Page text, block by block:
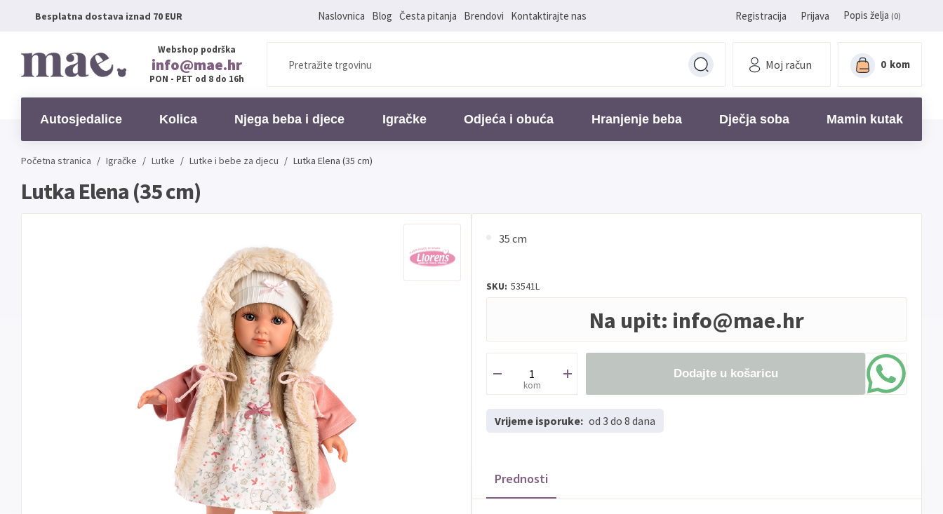
Besplatna dostava iznad 70 EUR Naslovnica Blog Česta pitanja Brendovi Kontaktirajte nas Registracija Prijava Popis želja (0)
Webshop podrška
info@mae.hr
PON - PET od 8 do 16h
Moj račun 0 kom
Autosjedalice Kolica Njega beba i djece Igračke Odjeća i obuća Hranjenje beba Dječja soba Mamin kutak
Početna stranica / Igračke / Lutke / Lutke i bebe za djecu / Lutka Elena (35 cm)
Lutka Elena (35 cm)
35 cm
SKU: 53541L
Na upit: info@mae.hr
kom
Dodajte u košaricu
Vrijeme isporuke: od 3 do 8 dana
Prednosti